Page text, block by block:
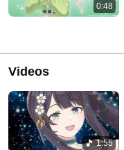
0:48
Videos
1:55